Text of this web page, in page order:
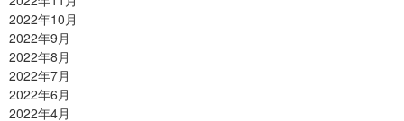
2022年10月
2022年9月
2022年8月
2022年7月
2022年6月
2022年4月